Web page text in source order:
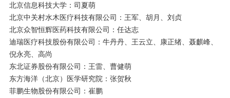
北京信息科技大学：司夏萌
北京中关村水木医疗科技有限公司：王军、胡月、刘贞
北京众智恒辉医药科技有限公司：任达志
迪瑞医疗科技股份有限公司：牛丹丹、王云立、康正绪、聂麒峰、
倪永亮、高尚
东北证券股份有限公司：王雷、曹健萌
东方海洋（北京）医学研究院：张贺秋
菲鹏生物股份有限公司：崔鹏